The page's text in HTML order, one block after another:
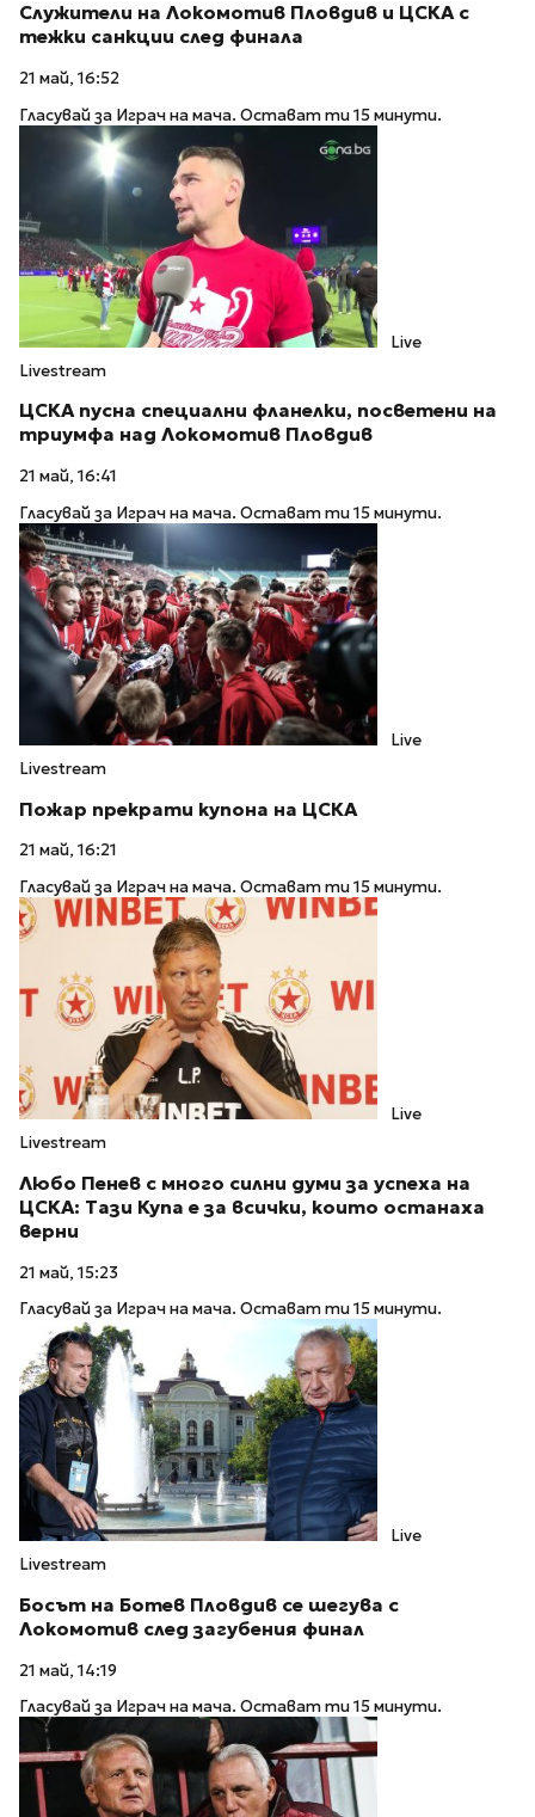
Служители на Локомотив Пловдив и ЦСКА с
тежки санкции след финала
21 май, 16:52
Гласувай за Играч на мача. Остават ти 15 минути.
Live
Livestream
ЦСКА пусна специални фланелки, посветени на
триумфа над Локомотив Пловдив
21 май, 16:41
Гласувай за Играч на мача. Остават ти 15 минути.
Live
Livestream
Пожар прекрати купона на ЦСКА
21 май, 16:21
Гласувай за Играч на мача. Остават ти 15 минути.
Live
Livestream
Любо Пенев с много силни думи за успеха на
ЦСКА: Тази Купа е за всички, които останахa
верни
21 май, 15:23
Гласувай за Играч на мача. Остават ти 15 минути.
Live
Livestream
Босът на Ботев Пловдив се шегува с
Локомотив след загубения финал
21 май, 14:19
Гласувай за Играч на мача. Остават ти 15 минути.